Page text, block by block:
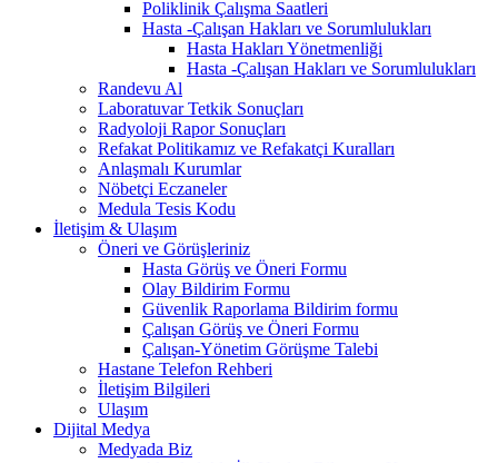
Poliklinik Çalışma Saatleri
Hasta -Çalışan Hakları ve Sorumlulukları
Hasta Hakları Yönetmenliği
Hasta -Çalışan Hakları ve Sorumlulukları
Randevu Al
Laboratuvar Tetkik Sonuçları
Radyoloji Rapor Sonuçları
Refakat Politikamız ve Refakatçi Kuralları
Anlaşmalı Kurumlar
Nöbetçi Eczaneler
Medula Tesis Kodu
İletişim & Ulaşım
Öneri ve Görüşleriniz
Hasta Görüş ve Öneri Formu
Olay Bildirim Formu
Güvenlik Raporlama Bildirim formu
Çalışan Görüş ve Öneri Formu
Çalışan-Yönetim Görüşme Talebi
Hastane Telefon Rehberi
İletişim Bilgileri
Ulaşım
Dijital Medya
Medyada Biz